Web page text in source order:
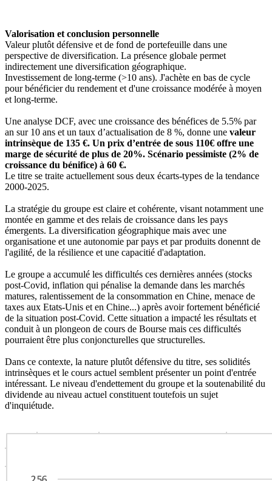
Valorisation et conclusion personnelle
Valeur plutôt défensive et de fond de portefeuille dans une
perspective de diversification. La présence globale permet
indirectement une diversification géographique.
Investissement de long-terme (>10 ans). J'achète en bas de cycle
pour bénéficier du rendement et d'une croissance modérée à moyen
et long-terme.
Une analyse DCF, avec une croissance des bénéfices de 5.5% par
an sur 10 ans et un taux d’actualisation de 8 %, donne une valeur
intrinsèque de 135 €. Un prix d’entrée de sous 110€ offre une
marge de sécurité de plus de 20%. Scénario pessimiste (2% de
croissance du bénifice) à 60 €.
Le titre se traite actuellement sous deux écarts-types de la tendance
2000-2025.
La stratégie du groupe est claire et cohérente, visant notamment une
montée en gamme et des relais de croissance dans les pays
émergents. La diversification géographique mais avec une
organisatione et une autonomie par pays et par produits donennt de
l'agilité, de la résilience et une capacitié d'adaptation.
Le groupe a accumulé les difficultés ces dernières années (stocks
post-Covid, inflation qui pénalise la demande dans les marchés
matures, ralentissement de la consommation en Chine, menace de
taxes aux Etats-Unis et en Chine...) après avoir fortement bénéficié
de la situation post-Covid. Cette situation a impacté les résultats et
conduit à un plongeon de cours de Bourse mais ces difficultés
pourraient être plus conjoncturelles que structurelles.
Dans ce contexte, la nature plutôt défensive du titre, ses solidités
intrinsèques et le cours actuel semblent présenter un point d'entrée
intéressant. Le niveau d'endettement du groupe et la soutenabilité du
dividende au niveau actuel constituent toutefois un sujet
d'inquiétude.